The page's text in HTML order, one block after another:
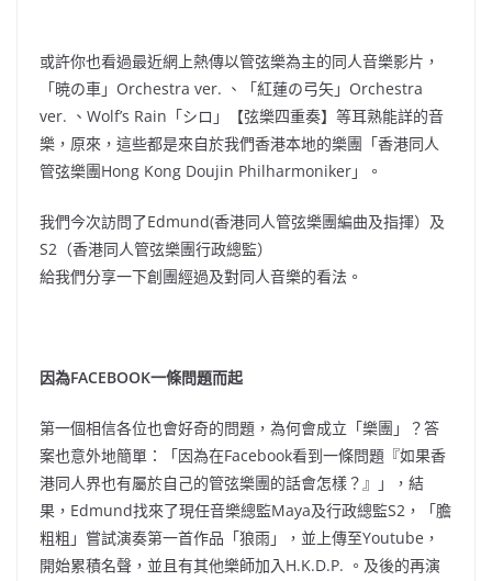
或許你也看過最近網上熱傳以管弦樂為主的同人音樂影片，
「暁の車」Orchestra ver. 、「紅蓮の弓矢」Orchestra
ver. 、Wolf’s Rain「シロ」【弦樂四重奏】等耳熟能詳的音
樂，原來，這些都是來自於我們香港本地的樂團「香港同人
管弦樂團Hong Kong Doujin Philharmoniker」。
我們今次訪問了Edmund(香港同人管弦樂團編曲及指揮）及
S2（香港同人管弦樂團行政總監）
給我們分享一下創團經過及對同人音樂的看法。
因為FACEBOOK一條問題而起
第一個相信各位也會好奇的問題，為何會成立「樂團」？答
案也意外地簡單：「因為在Facebook看到一條問題『如果香
港同人界也有屬於自己的管弦樂團的話會怎樣？』」，結
果，Edmund找來了現任音樂總監Maya及行政總監S2，「膽
粗粗」嘗試演奏第一首作品「狼雨」，並上傳至Youtube，
開始累積名聲，並且有其他樂師加入H.K.D.P. 。及後的再演